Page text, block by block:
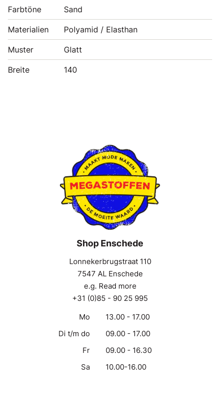
Farbtöne Sand
Materialien Polyamid / Elasthan
Muster Glatt
Breite 140
Shop Enschede
Lonnekerbrugstraat 110
7547 AL Enschede
e.g. Read more
+31 (0)85 - 90 25 995
Mo
13.00 - 17.00
Di t/m do
09.00 - 17.00
Fr
09.00 - 16.30
Sa
10.00-16.00